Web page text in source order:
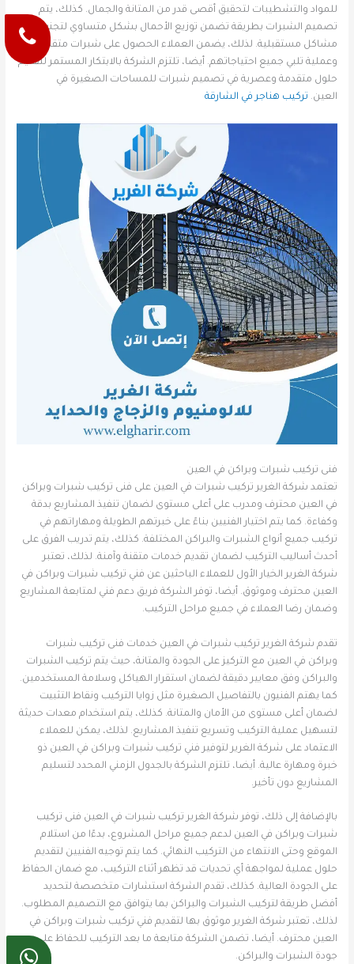
للمواد والتشطيبات لتحقيق أقصى قدر من المتانة والجمال. كذلك، يتم
تصميم الشبرات بطريقة تضمن توزيع الأحمال بشكل متساوي لتجنب أي
مشاكل مستقبلية. لذلك، يضمن العملاء الحصول على شبرات متقنة
وعملية تلبي جميع احتياجاتهم. أيضا، تلتزم الشركة بالابتكار المستمر لتقديم
حلول متقدمة وعصرية في تصميم شبرات للمساحات الصغيرة في
العين. تركيب هناجر في الشارقة
فنى تركيب شبرات وبراكن في العين
تعتمد شركة الغرير تركيب شبرات في العين على فنى تركيب شبرات وبراكن
في العين محترف ومدرب على أعلى مستوى لضمان تنفيذ المشاريع بدقة
وكفاءة. كما يتم اختيار الفنيين بناءً على خبرتهم الطويلة ومهاراتهم في
تركيب جميع أنواع الشبرات والبراكن المختلفة. كذلك، يتم تدريب الفرق على
أحدث أساليب التركيب لضمان تقديم خدمات متقنة وآمنة. لذلك، تعتبر
شركة الغرير الخيار الأول للعملاء الباحثين عن فني تركيب شبرات وبراكن في
العين محترف وموثوق. أيضا، توفر الشركة فريق دعم فني لمتابعة المشاريع
وضمان رضا العملاء في جميع مراحل التركيب.
تقدم شركة الغرير تركيب شبرات في العين خدمات فنى تركيب شبرات
وبراكن في العين مع التركيز على الجودة والمتانة، حيث يتم تركيب الشبرات
والبراكن وفق معايير دقيقة لضمان استقرار الهياكل وسلامة المستخدمين.
كما يهتم الفنيون بالتفاصيل الصغيرة مثل زوايا التركيب ونقاط التثبيت
لضمان أعلى مستوى من الأمان والمتانة. كذلك، يتم استخدام معدات حديثة
لتسهيل عملية التركيب وتسريع تنفيذ المشاريع. لذلك، يمكن للعملاء
الاعتماد على شركة الغرير لتوفير فني تركيب شبرات وبراكن في العين ذو
خبرة ومهارة عالية. أيضا، تلتزم الشركة بالجدول الزمني المحدد لتسليم
المشاريع دون تأخير.
بالإضافة إلى ذلك، توفر شركة الغرير تركيب شبرات في العين فنى تركيب
شبرات وبراكن في العين لدعم جميع مراحل المشروع، بدءًا من استلام
الموقع وحتى الانتهاء من التركيب النهائي. كما يتم توجيه الفنيين لتقديم
حلول عملية لمواجهة أي تحديات قد تظهر أثناء التركيب، مع ضمان الحفاظ
على الجودة العالية. كذلك، تقدم الشركة استشارات متخصصة لتحديد
أفضل طريقة لتركيب الشبرات والبراكن بما يتوافق مع التصميم المطلوب.
لذلك، تعتبر شركة الغرير موثوق بها لتقديم فني تركيب شبرات وبراكن في
العين محترف. أيضا، تضمن الشركة متابعة ما بعد التركيب للحفاظ على
جودة الشبرات والبراكن.